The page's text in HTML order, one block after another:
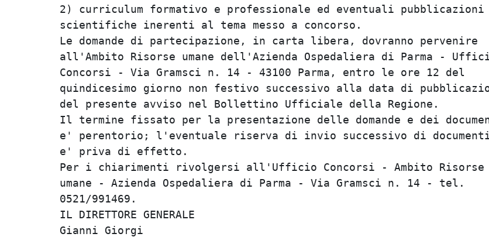
2) curriculum formativo e professionale ed eventuali
scientifiche inerenti al tema messo a
Le domande di partecipazione, in carta libera,
all'Ambito Risorse umane dell'Azienda Ospedaliera di
Concorsi - Via Gramsci n. 14 - 43100 Parma, entro le
quindicesimo giorno non festivo successivo alla data di
del presente avviso nel Bollettino Ufficiale della
Il termine fissato per la presentazione delle domande e
e' perentorio; l'eventuale riserva di invio successivo di
e' priva di
Per i chiarimenti rivolgersi all'Ufficio Concorsi -
umane - Azienda Ospedaliera di Parma - Via Gramsci
0521/
IL DIRETTORE
Gianni